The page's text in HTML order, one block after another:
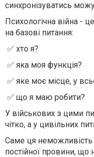
синхронізуватись
Психологічна війна -
на базові питання:
✅ хто я?
✅ яка моя функція?
✅ яке моє місце, у
✅ що я маю робити?
У військових з цими
чітко, а у цивільних
Саме ця неможливість
постійної провини, що